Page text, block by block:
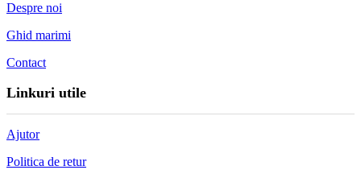
Despre noi
Ghid marimi
Contact
Linkuri utile
Ajutor
Politica de retur